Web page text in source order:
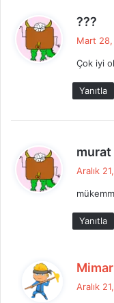
???
e
i
k
i
Mart
Çok iyi
Yanıtla
murat
i
k
i
Aralık
Yanıtla
Mimar
Aralık